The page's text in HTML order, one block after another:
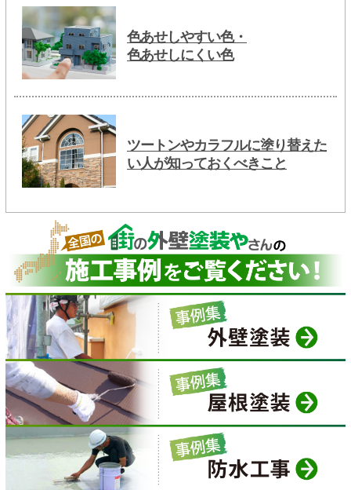
色あせしやすい色・
色あせしにくい色
ツートンやカラフルに塗り替えた
い人が知っておくべきこと